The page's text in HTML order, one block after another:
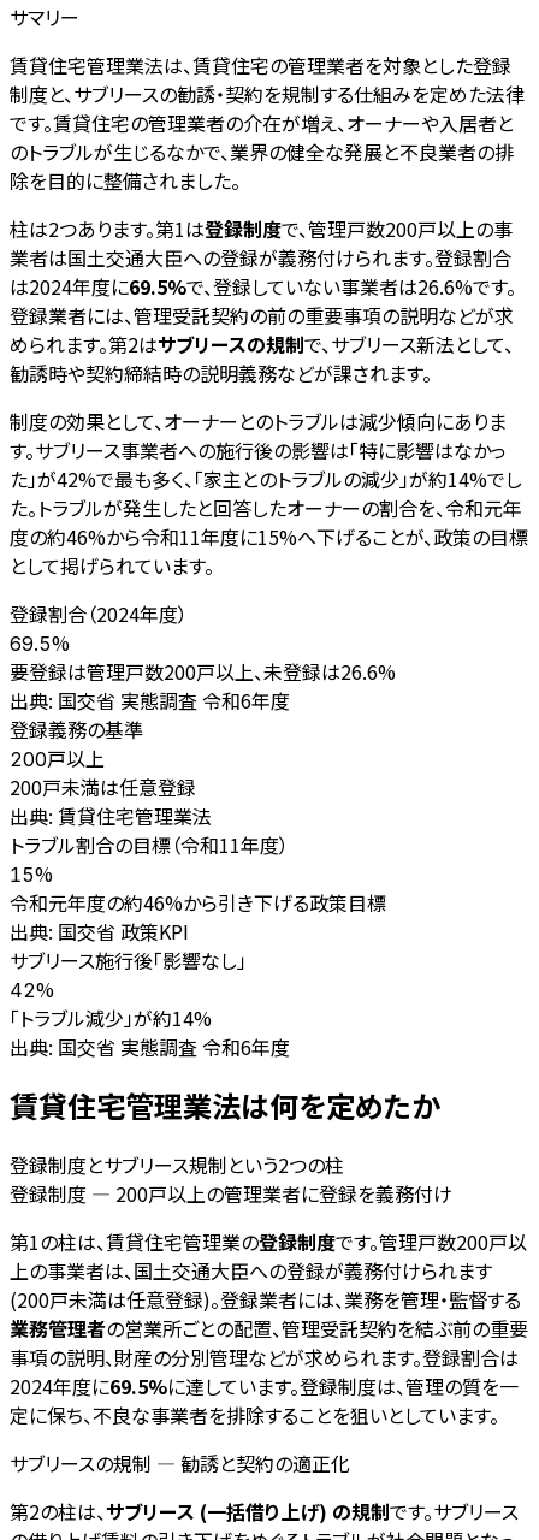
サマリー
賃貸住宅管理業法は、賃貸住宅の管理業者を対象とした登録
制度と、サブリースの勧誘・契約を規制する仕組みを定めた法律
です。賃貸住宅の管理業者の介在が増え、オーナーや入居者と
のトラブルが生じるなかで、業界の健全な発展と不良業者の排
除を目的に整備されました。
柱は2つあります。第1は登録制度で、管理戸数200戸以上の事
業者は国土交通大臣への登録が義務付けられます。登録割合
は2024年度に69.5%で、登録していない事業者は26.6%です。
登録業者には、管理受託契約の前の重要事項の説明などが求
められます。第2はサブリースの規制で、サブリース新法として、
勧誘時や契約締結時の説明義務などが課されます。
制度の効果として、オーナーとのトラブルは減少傾向にありま
す。サブリース事業者への施行後の影響は「特に影響はなかっ
た」が42%で最も多く、「家主とのトラブルの減少」が約14%でし
た。トラブルが発生したと回答したオーナーの割合を、令和元年
度の約46%から令和11年度に15%へ下げることが、政策の目標
として掲げられています。
登録割合（2024年度）
69.5%
要登録は管理戸数200戸以上、未登録は26.6%
出典: 国交省 実態調査 令和6年度
登録義務の基準
200戸以上
200戸未満は任意登録
出典: 賃貸住宅管理業法
トラブル割合の目標（令和11年度）
15%
令和元年度の約46%から引き下げる政策目標
出典: 国交省 政策KPI
サブリース施行後「影響なし」
42%
「トラブル減少」が約14%
出典: 国交省 実態調査 令和6年度
賃貸住宅管理業法は何を定めたか
登録制度とサブリース規制という2つの柱
登録制度 — 200戸以上の管理業者に登録を義務付け
第1の柱は、賃貸住宅管理業の登録制度です。管理戸数200戸以
上の事業者は、国土交通大臣への登録が義務付けられます
(200戸未満は任意登録)。登録業者には、業務を管理・監督する
業務管理者の営業所ごとの配置、管理受託契約を結ぶ前の重要
事項の説明、財産の分別管理などが求められます。登録割合は
2024年度に69.5%に達しています。登録制度は、管理の質を一
定に保ち、不良な事業者を排除することを狙いとしています。
サブリースの規制 — 勧誘と契約の適正化
第2の柱は、サブリース (一括借り上げ) の規制です。サブリース